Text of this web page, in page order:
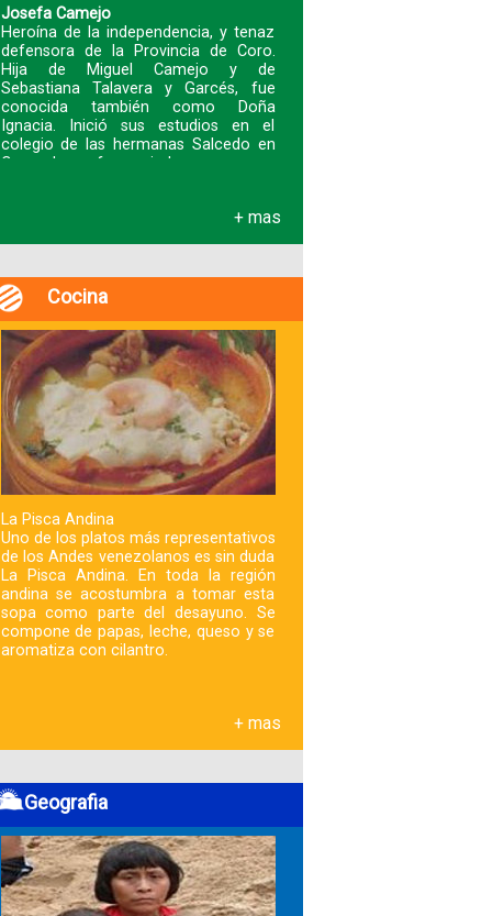
Josefa Camejo
Heroína de la independencia, y tenaz
defensora de la Provincia de Coro.
Hija de Miguel Camejo y de
Sebastiana Talavera y Garcés, fue
conocida también como Doña
Ignacia. Inició sus estudios en el
colegio de las hermanas Salcedo en
Coro y luego fue enviad
+ mas
Cocina
La Pisca Andina
Uno de los platos más representativos
de los Andes venezolanos es sin duda
La Pisca Andina. En toda la región
andina se acostumbra a tomar esta
sopa como parte del desayuno. Se
compone de papas, leche, queso y se
aromatiza con cilantro.
+ mas
Geografia